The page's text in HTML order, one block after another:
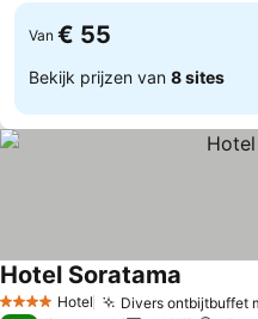
Van € 55
Bekijk prijzen van 8 sites
4 SterrenHotel Divers ontbijtbuffet
Hotel Soratama